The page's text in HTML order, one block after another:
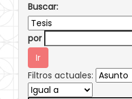
Buscar:
por
Filtros actuales: